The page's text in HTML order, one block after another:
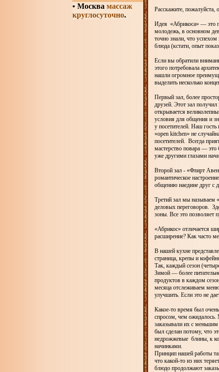
• Москва массаж
круглосуточно.
Расскажите, пожалуйста,
Идея «Абрикоса» — это
молодежь, в основном
точно знали, что
блюда (кстати, опыт
Если вы обратили
этого потребовала
нашли огромное
выделить несколько
Первый зал, более
друзей. Этот зал
открывается
условия для общения и
у посетителей. Наш
«open kitchen» не
посетителей. Всегда
мастерство повара — это
уже другими глазами
Второй зал - «Флирт
романтическое
общению наедине друг с
Третий зал мы называем
деловых переговоров.
зоны. Все это позволяет
«Абрикос» отличается
расширение? Как часто
В нашей кухне
страница, крепы и
Так, каждый сезон
Зимой — более
продуктов в каждом
месяца отслеживаем
улучшить. Если это не
Какое-то время был
спросом, чем
заказывали их с
был сделан потому, что
недрожжевые блины, к
начинками.
Принцип нашей работы
что какой-то из них
блюдо продолжают